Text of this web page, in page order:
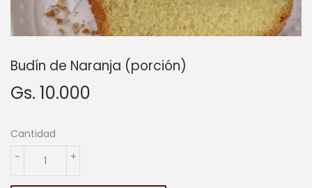
Budín de Naranja (porción)
Gs. 10.000
Cantidad
+
-